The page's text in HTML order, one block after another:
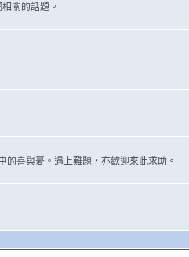
關的話題。
的喜與憂。遇上難題，亦歡迎來此求助。